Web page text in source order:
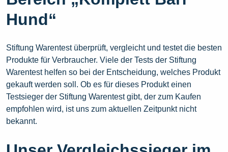
Hund“
Stiftung Warentest überprüft, vergleicht und testet die besten
Produkte für Verbraucher. Viele der Tests der Stiftung
Warentest helfen so bei der Entscheidung, welches Produkt
gekauft werden soll. Ob es für dieses Produkt einen
Testsieger der Stiftung Warentest gibt, der zum Kaufen
empfohlen wird, ist uns zum aktuellen Zeitpunkt nicht
bekannt.